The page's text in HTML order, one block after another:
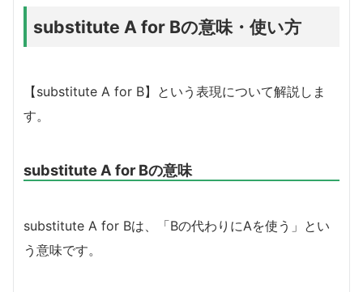
substitute A for Bの意味・使い方
【substitute A for B】という表現について解説しま
す。
substitute A for Bの意味
substitute A for Bは、「Bの代わりにAを使う」とい
う意味です。